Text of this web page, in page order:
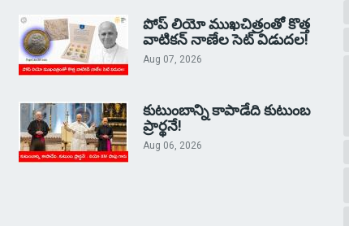
పోప్ లియో ముఖచిత్రంతో కొత్త
వాటికన్ నాణేల సెట్ విడుదల!
Aug 07, 2026
కుటుంబాన్ని కాపాడేది కుటుంబ
ప్రార్థనే!
Aug 06, 2026